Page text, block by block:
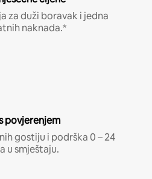
za duži boravak i jedna
naknada.*
povjerenjem
gostiju i podrška 0 – 24
u smještaju.